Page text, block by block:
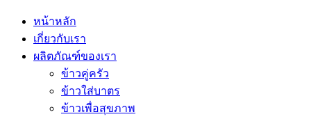
หน้าหลัก
เกี่ยวกับเรา
ผลิตภัณฑ์ของเรา
ข้าวคู่ครัว
ข้าวใส่บาตร
ข้าวเพื่อสุขภาพ